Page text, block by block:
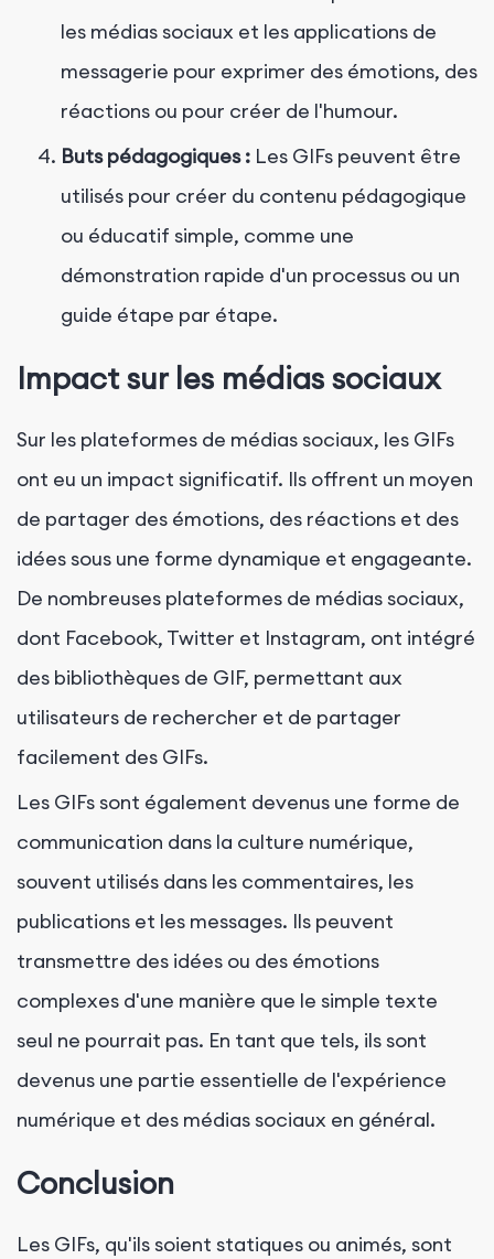
les médias sociaux et les applications de
messagerie pour exprimer des émotions, des
réactions ou pour créer de l'humour.
Buts pédagogiques : Les GIFs peuvent être
utilisés pour créer du contenu pédagogique
ou éducatif simple, comme une
démonstration rapide d'un processus ou un
guide étape par étape.
Impact sur les médias sociaux
Sur les plateformes de médias sociaux, les GIFs
ont eu un impact significatif. Ils offrent un moyen
de partager des émotions, des réactions et des
idées sous une forme dynamique et engageante.
De nombreuses plateformes de médias sociaux,
dont Facebook, Twitter et Instagram, ont intégré
des bibliothèques de GIF, permettant aux
utilisateurs de rechercher et de partager
facilement des GIFs.
Les GIFs sont également devenus une forme de
communication dans la culture numérique,
souvent utilisés dans les commentaires, les
publications et les messages. Ils peuvent
transmettre des idées ou des émotions
complexes d'une manière que le simple texte
seul ne pourrait pas. En tant que tels, ils sont
devenus une partie essentielle de l'expérience
numérique et des médias sociaux en général.
Conclusion
Les GIFs, qu'ils soient statiques ou animés, sont